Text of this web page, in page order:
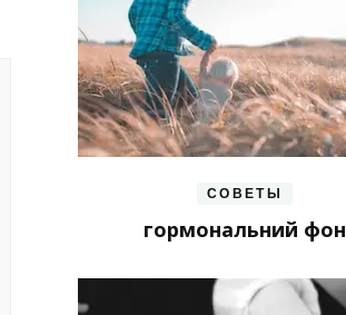
СОВЕТЫ
гормональний фон